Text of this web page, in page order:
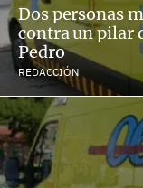
Dos personas
contra un pilar
Pedro
REDACCIÓN